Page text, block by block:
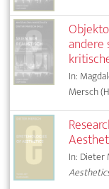
andere
In:
Mersch
In: Dieter